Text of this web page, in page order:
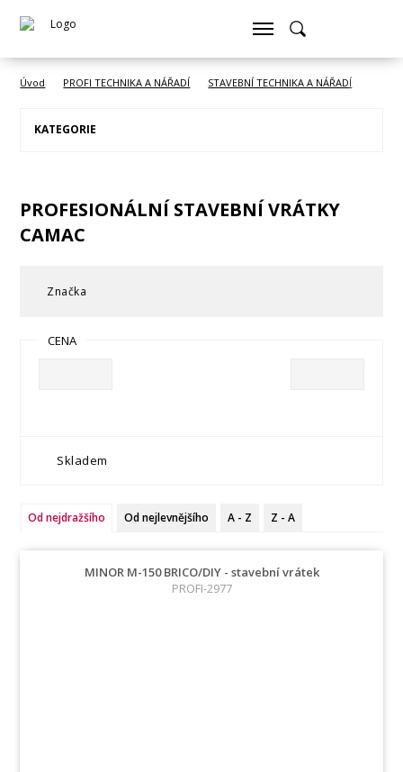
Úvod PROFI TECHNIKA A NÁŘADÍ STAVEBNÍ TECHNIKA A NÁŘADÍ
KATEGORIE
PROFESIONÁLNÍ STAVEBNÍ VRÁTKY
CAMAC
Značka
CENA
Skladem
Od nejdražšího Od nejlevnějšího A - Z Z - A
MINOR M-150 BRICO/DIY - stavební vrátek
PROFI-2977